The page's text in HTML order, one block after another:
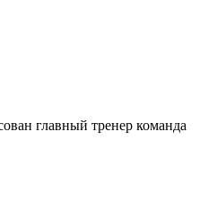
главный тренер команда